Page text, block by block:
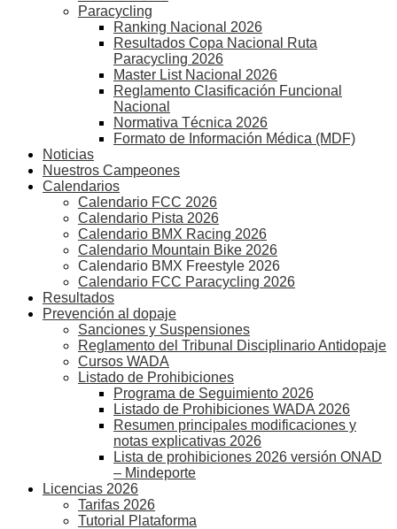
Paracycling
Ranking Nacional 2026
Resultados Copa Nacional Ruta
Paracycling 2026
Master List Nacional 2026
Reglamento Clasificación Funcional
Nacional
Normativa Técnica 2026
Formato de Información Médica (MDF)
Noticias
Nuestros Campeones
Calendarios
Calendario FCC 2026
Calendario Pista 2026
Calendario BMX Racing 2026
Calendario Mountain Bike 2026
Calendario BMX Freestyle 2026
Calendario FCC Paracycling 2026
Resultados
Prevención al dopaje
Sanciones y Suspensiones
Reglamento del Tribunal Disciplinario Antidopaje
Cursos WADA
Listado de Prohibiciones
Programa de Seguimiento 2026
Listado de Prohibiciones WADA 2026
Resumen principales modificaciones y
notas explicativas 2026
Lista de prohibiciones 2026 versión ONAD
– Mindeporte
Licencias 2026
Tarifas 2026
Tutorial Plataforma